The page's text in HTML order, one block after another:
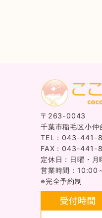
〒263-0043
千葉市稲毛区小
TEL：043-441-
FAX：043-441-
定休日：日曜・月
営業時間：
※完全予約制